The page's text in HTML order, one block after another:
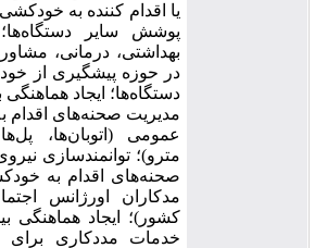
یا اقدام کننده به
پوشش سایر دستگاه‌ها؛
بهداشتی، درمانی،
در حوزه پیشگیری از
دستگاه‌ها؛ ایجاد هماهنگی
مدیریت صحنه‌های اقدام
عمومی (اتوبان‌ها،
مترو)؛ توانمندسازی
صحنه‌های اقدام به
مدکاران اورژانس
کشور)؛ ایجاد هماهنگی
خدمات مددکاری